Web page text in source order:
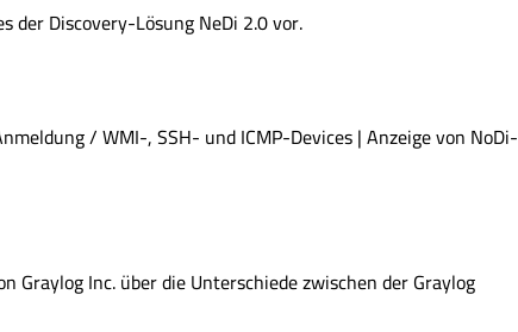
der Discovery-Lösung NeDi 2.0 vor.
/ WMI-, SSH- und ICMP-Devices | Anzeige von NoDi-
Inc. über die Unterschiede zwischen der Graylog